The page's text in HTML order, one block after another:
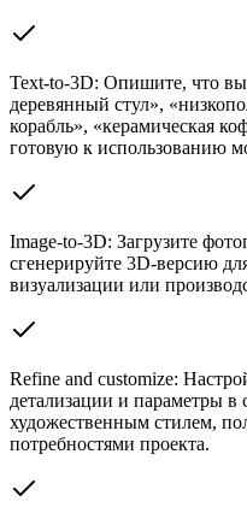
Text-to-3D: Опишите, что
деревянный стул»,
корабль», «керамическая
готовую к использованию
Image-to-3D: Загрузите
сгенерируйте 3D-версию
визуализации или
Refine and customize:
детализации и параметры в
художественным стилем,
потребностями проекта.